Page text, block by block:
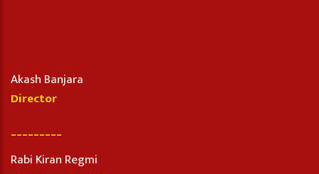
Akash Banjara
Director
_________
Rabi Kiran Regmi